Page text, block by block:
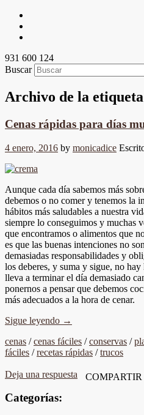
931 600 124
Buscar
Archivo de la
Cenas rápidas para días
4 enero, 2016 by monicadice
Aunque cada día sabemos más
debemos o no comer y tenemos la
hábitos más saludables a nuestra
siempre lo conseguimos y muchas
que encontramos o alimentos que
es que las buenas intenciones no
demasiadas responsabilidades y
los deberes, y suma y sigue, no
lleva a terminar el día demasiado
ponernos a pensar que debemos
más adecuados a la hora de cenar.
Sigue leyendo →
cenas /cenas fáciles /conservas /
fáciles /recetas rápidas /trucos
Deja una respuesta COMPARTIR
Categorías: